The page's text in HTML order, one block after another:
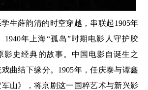
生薛韵清的时空穿越，串联起1905年
1940年上海“孤岛”时期电影人守护胶
影史经典的故事。中国电影自诞生之
曲结下缘分。1905年，任庆泰与谭鑫
山》，将京剧这一国粹艺术与新兴影